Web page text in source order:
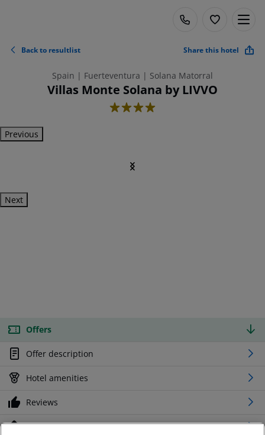
Back to resultlist Share this hotel
Spain | Fuerteventura | Solana Matorral
Villas Monte Solana by LIVVO
4
Previous
Next
Offers
Offer description
Hotel amenities
Reviews
Location